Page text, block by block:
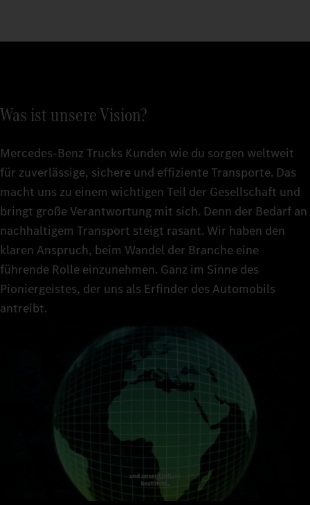
Was ist unsere Vision?
Mercedes‑Benz Trucks Kunden wie du sorgen weltweit
für zuverlässige, sichere und effiziente Transporte. Das
macht uns zu einem wichtigen Teil der Gesellschaft und
bringt große Verantwortung mit sich. Denn der Bedarf an
nachhaltigem Transport steigt rasant. Wir haben den
klaren Anspruch, beim Wandel der Branche eine
führende Rolle einzunehmen. Ganz im Sinne des
Pioniergeistes, der uns als Erfinder des Automobils
antreibt.